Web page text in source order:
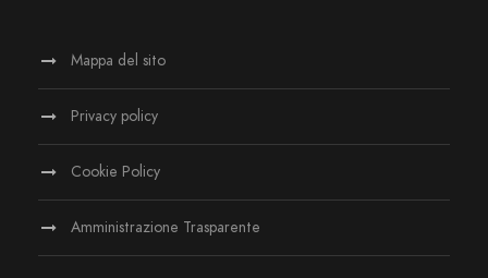
Mappa del sito
Privacy policy
Cookie Policy
Amministrazione Trasparente